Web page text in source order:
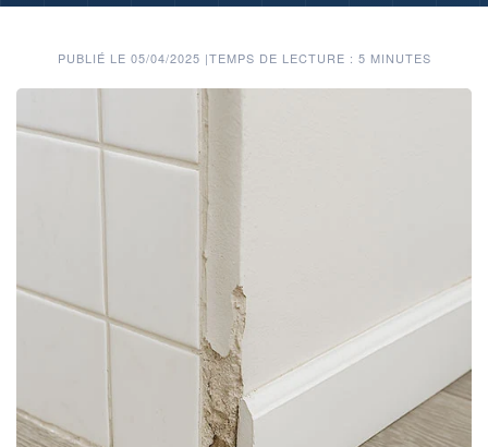
PUBLIÉ LE 05/04/2025 |TEMPS DE LECTURE : 5 MINUTES